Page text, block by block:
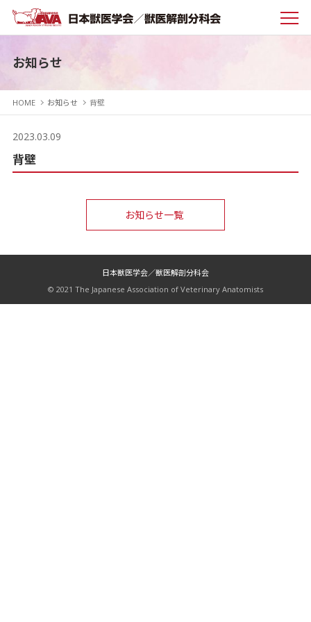
お知らせ
HOME お知らせ 背壁
2023.03.09
背壁
お知らせ一覧
日本獣医学会／獣医解剖分科会
© 2021 The Japanese Association of Veterinary Anatomists